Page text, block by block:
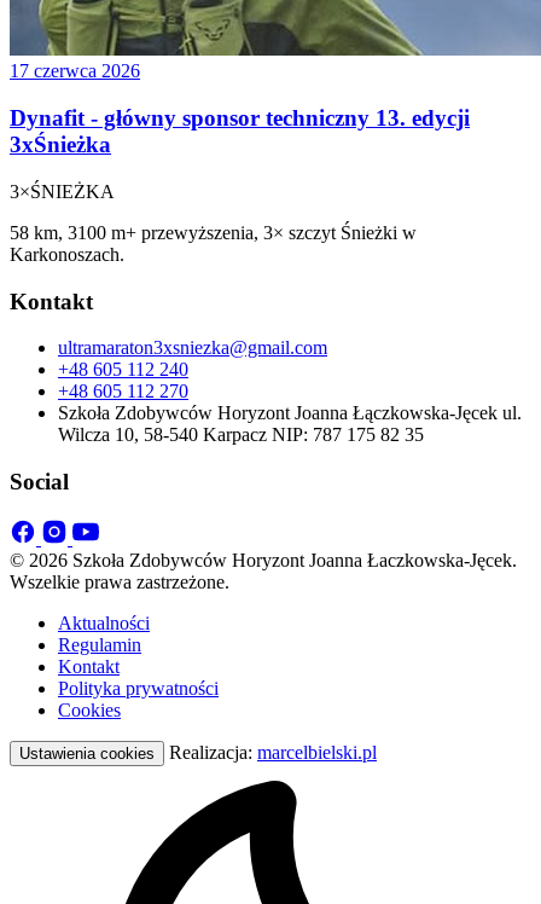
17 czerwca 2026
Dynafit - główny sponsor techniczny 13. edycji
3xŚnieżka
3×ŚNIEŻKA
58 km, 3100 m+ przewyższenia, 3× szczyt Śnieżki w
Karkonoszach.
Kontakt
ultramaraton3xsniezka@gmail.com
+48 605 112 240
+48 605 112 270
Szkoła Zdobywców Horyzont Joanna Łączkowska-Jęcek ul.
Wilcza 10, 58-540 Karpacz NIP: 787 175 82 35
Social
© 2026 Szkoła Zdobywców Horyzont Joanna Łaczkowska-Jęcek.
Wszelkie prawa zastrzeżone.
Aktualności
Regulamin
Kontakt
Polityka prywatności
Cookies
Ustawienia cookies Realizacja: marcelbielski.pl